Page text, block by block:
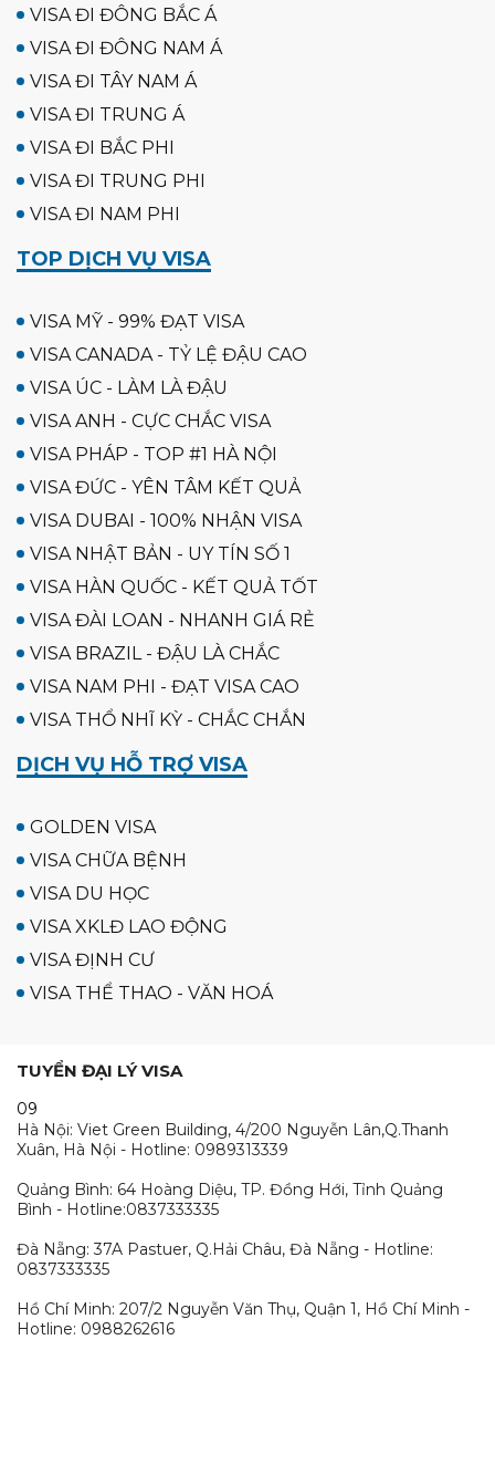
VISA ĐI ĐÔNG BẮC Á
VISA ĐI ĐÔNG NAM Á
VISA ĐI TÂY NAM Á
VISA ĐI TRUNG Á
VISA ĐI BẮC PHI
VISA ĐI TRUNG PHI
VISA ĐI NAM PHI
TOP DỊCH VỤ VISA
VISA MỸ - 99% ĐẠT VISA
VISA CANADA - TỶ LỆ ĐẬU CAO
VISA ÚC - LÀM LÀ ĐẬU
VISA ANH - CỰC CHẮC VISA
VISA PHÁP - TOP #1 HÀ NỘI
VISA ĐỨC - YÊN TÂM KẾT QUẢ
VISA DUBAI - 100% NHẬN VISA
VISA NHẬT BẢN - UY TÍN SỐ 1
VISA HÀN QUỐC - KẾT QUẢ TỐT
VISA ĐÀI LOAN - NHANH GIÁ RẺ
VISA BRAZIL - ĐẬU LÀ CHẮC
VISA NAM PHI - ĐẠT VISA CAO
VISA THỔ NHĨ KỲ - CHẮC CHẮN
DỊCH VỤ HỖ TRỢ VISA
GOLDEN VISA
VISA CHỮA BỆNH
VISA DU HỌC
VISA XKLĐ LAO ĐỘNG
VISA ĐỊNH CƯ
VISA THỂ THAO - VĂN HOÁ
TUYỂN ĐẠI LÝ VISA
09
Hà Nội: Viet Green Building, 4/200 Nguyễn Lân,Q.Thanh
Xuân, Hà Nội - Hotline: 0989313339
Quảng Bình: 64 Hoàng Diệu, TP. Đồng Hới, Tỉnh Quảng
Bình - Hotline:0837333335
Đà Nẵng: 37A Pastuer, Q.Hải Châu, Đà Nẵng - Hotline:
0837333335
Hồ Chí Minh: 207/2 Nguyễn Văn Thụ, Quận 1, Hồ Chí Minh -
Hotline: 0988262616